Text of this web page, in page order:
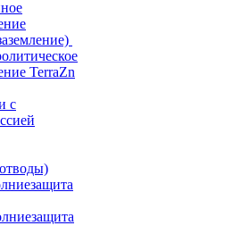
TerraZn
с